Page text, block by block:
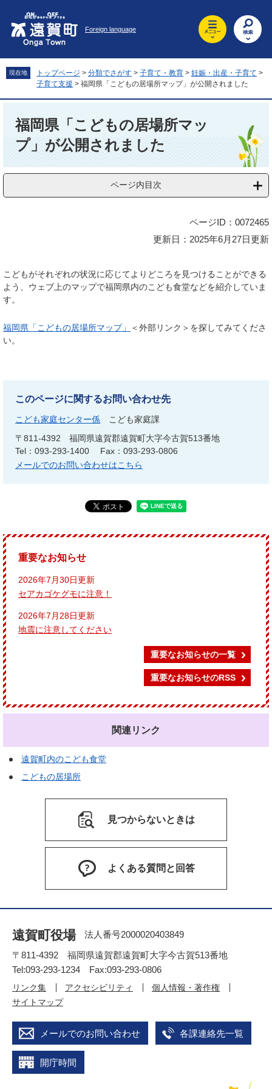
先
頭
を
飛
Foreign language
現在地 トップページ > 分類でさがす > 子育て・教育 > 妊娠・出産・子育て >
子育て支援 > 福岡県「こどもの居場所マップ」が公開されました
福岡県「こどもの居場所マッ
プ」が公開されました
ページ内目次
ページID：0072465
更新日：2025年6月27日更新
こどもがそれぞれの状況に応じてよりどころを見つけることができる
よう、ウェブ上のマップで福岡県内のこども食堂などを紹介していま
す。
福岡県「こどもの居場所マップ」 ＜外部リンク＞ を探してみてくださ
い。
このページに関するお問い合わせ先
こども家庭センター係
こども家庭課
〒811-4392
福岡県遠賀郡遠賀町大字今古賀513番地
Tel：093-293-1400
Fax：093-293-0806
メールでのお問い合わせはこちら
重要なお知らせ
2026年7月30日更新
セアカゴケグモに注意！
2026年7月28日更新
地震に注意してください
重要なお知らせの一覧
重要なお知らせのRSS
関連リンク
遠賀町内のこども食堂
こどもの居場所
見つからないときは
よくある質問と回答
遠賀町役場
法人番号2000020403849
〒811-4392 福岡県遠賀郡遠賀町大字今古賀513番地
Tel:093-293-1234 Fax:093-293-0806
リンク集 アクセシビリティ
個人情報・著作権
サイトマップ
メールでのお問い合わせ 各課連絡先一覧
開庁時間